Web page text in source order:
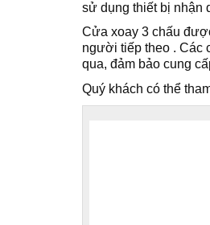
sử dụng thiết bị nhận
Cửa xoay 3 chấu
người tiếp theo . Các
qua, đảm bảo cung
Quý khách có thể